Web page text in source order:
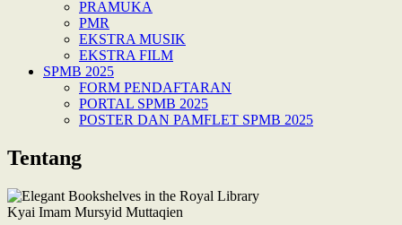
PRAMUKA
PMR
EKSTRA MUSIK
EKSTRA FILM
SPMB 2025
FORM PENDAFTARAN
PORTAL SPMB 2025
POSTER DAN PAMFLET SPMB 2025
Tentang
Kyai Imam Mursyid Muttaqien